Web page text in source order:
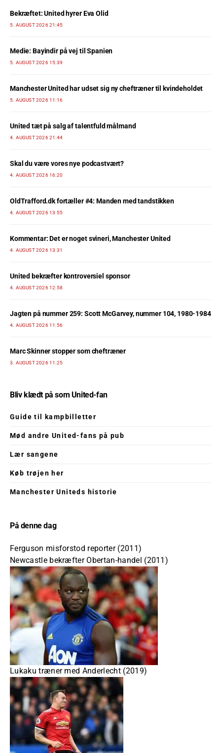
Bekræftet: United hyrer Eva Olid
5. AUGUST 2026 21:45
Medie: Bayindir på vej til Spanien
5. AUGUST 2026 15:39
Manchester United har udset sig ny cheftræner til kvindeholdet
5. AUGUST 2026 11:16
United tæt på salg af talentfuld målmand
4. AUGUST 2026 21:44
Skal du være vores nye podcastvært?
4. AUGUST 2026 16:20
OldTrafford.dk fortæller #4: Manden med tandstikken
4. AUGUST 2026 13:55
Kommentar: Det er noget svineri, Manchester United
4. AUGUST 2026 13:31
United bekræfter kontroversiel sponsor
4. AUGUST 2026 12:58
Jagten på nummer 259: Scott McGarvey, nummer 104, 1980-1984
4. AUGUST 2026 11:56
Marc Skinner stopper som cheftræner
3. AUGUST 2026 11:25
Bliv klædt på som United-fan
Guide til kampbilletter
Mød andre United-fans på pub
Lær sangene
Køb trøjen her
Manchester Uniteds historie
På denne dag
Ferguson misforstod reporter (2011)
Newcastle bekræfter Obertan-handel (2011)
Lukaku træner med Anderlecht (2019)